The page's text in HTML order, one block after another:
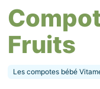
Fruits
Les compotes bébé